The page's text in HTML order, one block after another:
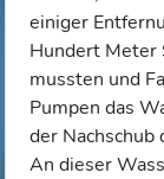
einiger
Hundert Meter
mussten und
Pumpen das
der
An dieser